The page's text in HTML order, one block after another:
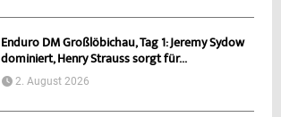
Enduro DM Großlöbichau, Tag 1: Jeremy Sydow
dominiert, Henry Strauss sorgt für...
2. August 2026